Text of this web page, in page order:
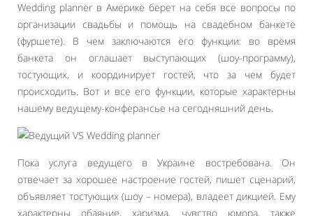
Wedding planner в Америке берет на себя все вопросы по
организации свадьбы и помощь на свадебном банкете
(фуршете). В чем заключаются его функции: во время
банкета он оглашает выступающих (шоу-программу),
тостующих, и координирует гостей, что за чем будет
происходить. Вот и все его функции, которые характерны
нашему ведущему-конферансье на сегодняшний день.
Пока услуга ведущего в Украине востребована. Он
отвечает за хорошее настроение гостей, пишет сценарий,
объявляет тостующих (шоу – номера), владеет дикцией. Ему
характерны обаяние, харизма, чувство юмора, также